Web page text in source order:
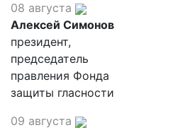
08 августа
Алексей Симонов
президент,
председатель
правления Фонда
защиты гласности
09 августа